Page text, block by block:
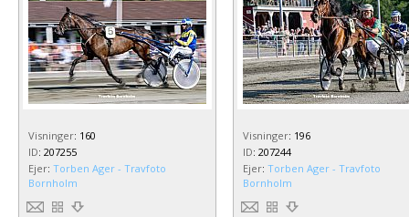
Visninger: 160
ID: 207255
Ejer: Torben Ager - Travfoto
Bornholm
Visninger: 196
ID: 207244
Ejer: Torben Ager - Travfoto
Bornholm